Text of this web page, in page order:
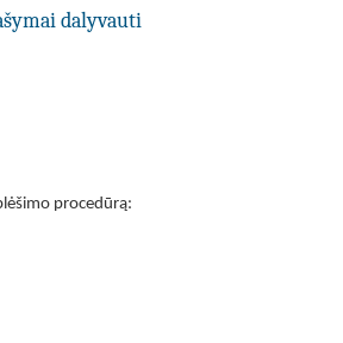
dalyvauti
procedūrą: